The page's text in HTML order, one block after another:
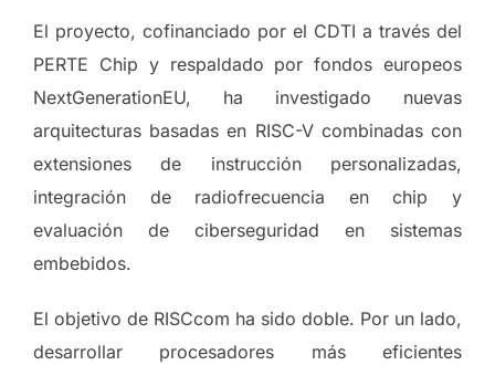
El proyecto, cofinanciado por el CDTI a través del
PERTE Chip y respaldado por fondos europeos
NextGenerationEU, ha investigado nuevas
arquitecturas basadas en RISC-V combinadas con
extensiones de instrucción personalizadas,
integración de radiofrecuencia en chip y
evaluación de ciberseguridad en sistemas
embebidos.
El objetivo de RISCcom ha sido doble. Por un lado,
desarrollar procesadores más eficientes